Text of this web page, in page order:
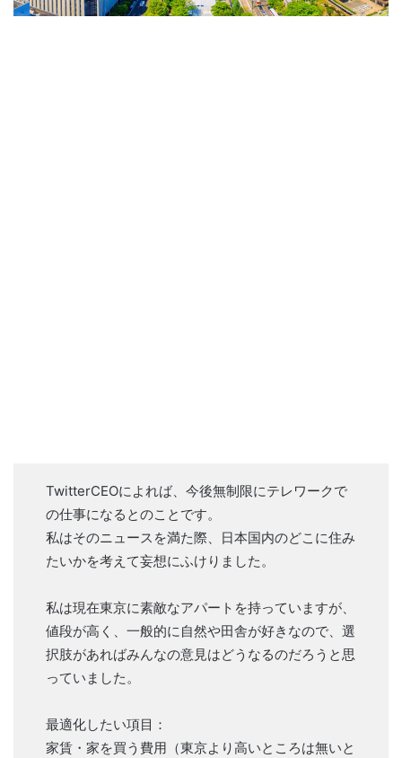
TwitterCEOによれば、今後無制限にテレワークで
の仕事になるとのことです。
私はそのニュースを満た際、日本国内のどこに住み
たいかを考えて妄想にふけりました。
私は現在東京に素敵なアパートを持っていますが、
値段が高く、一般的に自然や田舎が好きなので、選
択肢があればみんなの意見はどうなるのだろうと思
っていました。
最適化したい項目：
家賃・家を買う費用（東京より高いところは無いと